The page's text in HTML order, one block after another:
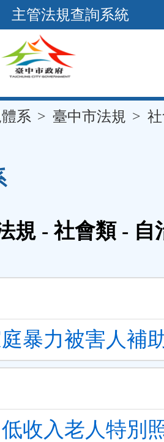
主管法規查詢系統
系 臺中市法規
規 - 社會類 - 自
暴力被害人補
收入老人特別